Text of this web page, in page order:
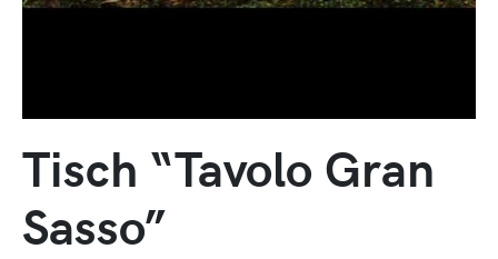
Tisch “Tavolo Gran
Sasso”